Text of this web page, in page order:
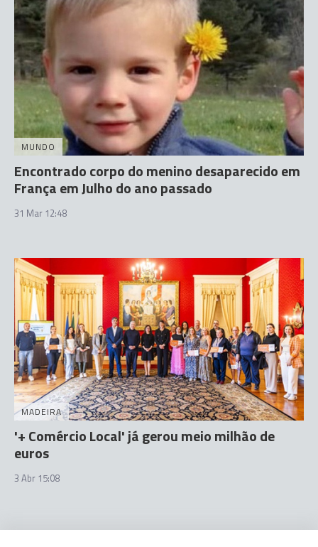
MUNDO
Encontrado corpo do menino desaparecido em
França em Julho do ano passado
31 Mar 12:48
MADEIRA
'+ Comércio Local' já gerou meio milhão de
euros
3 Abr 15:08